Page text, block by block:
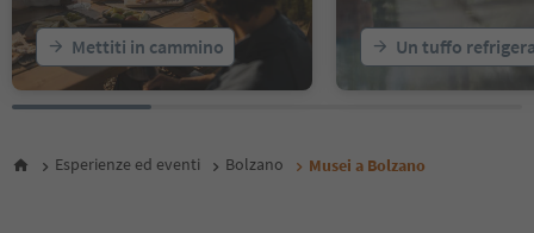
Mettiti in cammino Un tuffo
Esperienze ed eventi Bolzano Musei a Bolzano